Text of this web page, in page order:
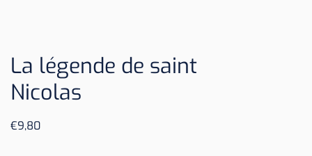
La légende de saint
Nicolas
€9,80